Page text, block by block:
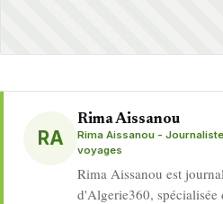
RA
Rima Aissanou
Rima Aissanou -
voyages
Rima Aissanou est
d'Algerie360, spécialisée